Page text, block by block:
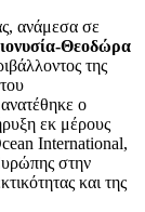
ανάμεσα σε
Θεοδώρα
της
ο
εκ μέρους
International,
στην
και της